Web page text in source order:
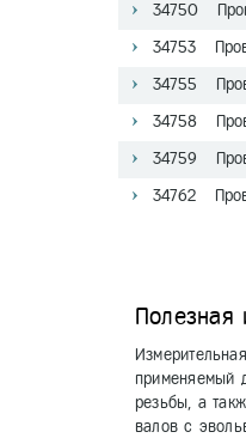
34750
34753
34755
34758
34759
34762
Полезная
применяемый
резьбы, а
валов с